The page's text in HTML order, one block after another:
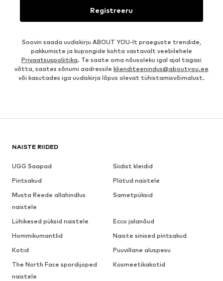
Registreeru
Soovin saada uudiskirju ABOUT YOU-lt praeguste trendide,
pakkumiste ja kupongide kohta vastavalt veebilehele
Privaatsuspoliitika. Te saate oma nõusoleku igal ajal tagasi
võtta, saates sõnumi aadressile klienditeenindus@aboutyou.ee
või kasutades iga uudiskirja lõpus olevat tühistamisvõimalust.
NAISTE RIIDED
UGG Saapad
Siidist kleidid
Pintsakud
Plätud naistele
Musta Reede allahindlus
naistele
Sametpüksid
Lühikesed püksid naistele
Ecco jalanõud
Hommikumantlid
Naiste sinised pintsakud
Kotid
Puuvillane aluspesu
The North Face spordijoped
naistele
Kosmeetikakotid